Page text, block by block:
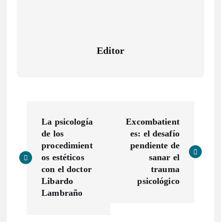
Editor
v
La psicología
de los
procedimient
os estéticos
con el doctor
Libardo
Lambraño
Excombatient
es: el desafío
pendiente de
sanar el
trauma
psicológico